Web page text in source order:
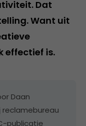
Dat
Want uit
effectief is.
Daan
publicatie